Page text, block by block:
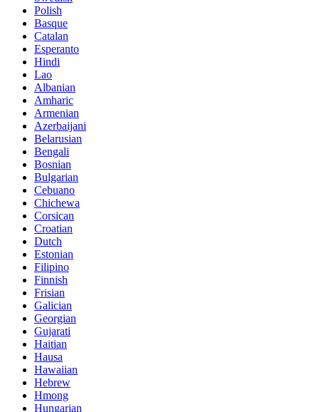
Polish
Basque
Catalan
Esperanto
Hindi
Lao
Albanian
Amharic
Armenian
Azerbaijani
Belarusian
Bengali
Bosnian
Bulgarian
Cebuano
Chichewa
Corsican
Croatian
Dutch
Estonian
Filipino
Finnish
Frisian
Galician
Georgian
Gujarati
Haitian
Hausa
Hawaiian
Hebrew
Hmong
Hungarian